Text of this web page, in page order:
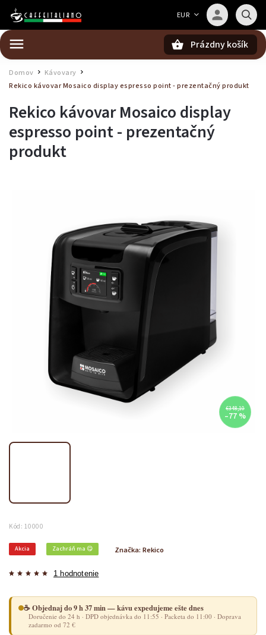
EUR
Prázdny košík
Domov Kávovary
Rekico kávovar Mosaico display espresso point - prezentačný produkt
Rekico kávovar Mosaico display
espresso point - prezentačný
produkt
€348,10
–77 %
Kód: 10000
Akcia Zachráň ma 😋
1 hodnotenie
Značka: Rekico
☕ Objednaj do 9 h 37 min — kávu expedujeme ešte dnes
Doručenie do 24 h · DPD objednávka do 11:55 · Packeta do 11:00 · Doprava
zadarmo od 72 €
Barista — poradca Caffeitaliano